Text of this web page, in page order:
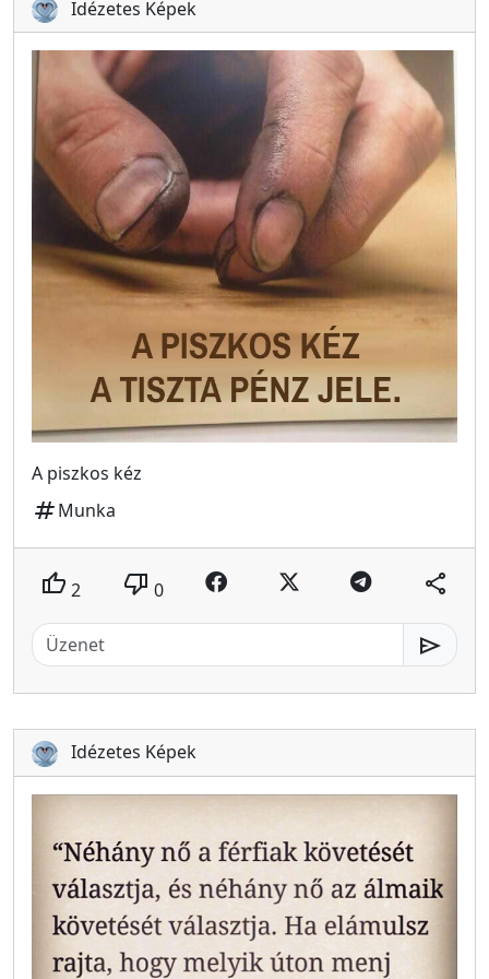
Idézetes Képek
A piszkos kéz
tagMunka
thumb_up 2 thumb_down 0 share
send
Idézetes Képek